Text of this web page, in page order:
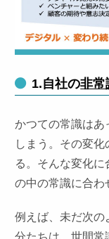
1.自社の非常
かつての常識はあ
しまう。その変
る。そんな変化
の中の常識に合わ
例えば、未だ次の
分たちは、世間常